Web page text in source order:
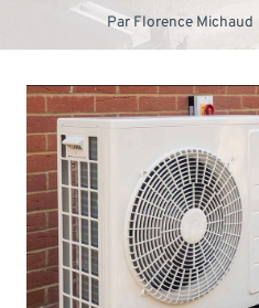
ParFlorence Michaud